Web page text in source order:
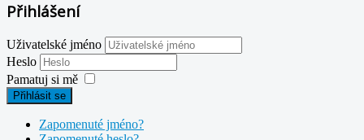
Přihlášení
Uživatelské jméno
Heslo
Pamatuj si mě
Přihlásit se
Zapomenuté jméno?